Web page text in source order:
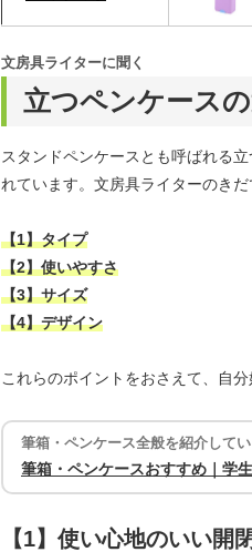
立つペンケース
文房具ライターに聞く
スタンドペンケースとも呼ばれる
れています。文房具ライターのき
【1】タイプ
【2】使いやすさ
【3】サイズ
【4】デザイン
これらのポイントをおさえて、自
筆箱・ペンケース全般を紹介して
筆箱・ペンケースおすすめ｜学
【1】使い心地のいい開